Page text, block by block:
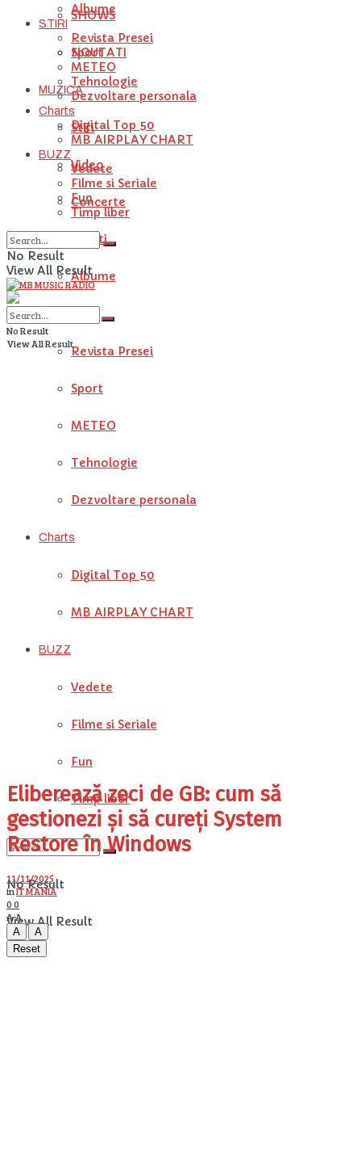
SHOWS
NOUTATI
MUZICA
Stiri
Video
Concerte
Artisti
Albume
STIRI
Revista Presei
Sport
METEO
Tehnologie
Dezvoltare personala
Charts
Digital Top 50
MB AIRPLAY CHART
BUZZ
Vedete
Filme si Seriale
Fun
Timp liber
No Result
View All Result
Albume
STIRI
Revista Presei
Sport
METEO
Tehnologie
Dezvoltare personala
Charts
Digital Top 50
MB AIRPLAY CHART
BUZZ
Vedete
Filme si Seriale
Fun
Timp liber
No Result
View All Result
No Result
View All Result
Eliberează zeci de GB: cum să
gestionezi și să cureți System
Restore în Windows
11/11/2025
inIT MANIA
00
AA
A
A
Reset